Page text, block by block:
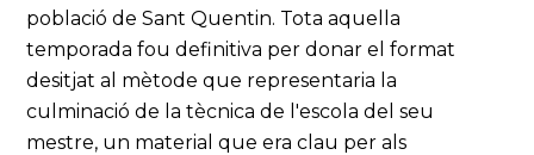
població de Sant Quentin. Tota aquella
temporada fou definitiva per donar el format
desitjat al mètode que representaria la
culminació de la tècnica de l'escola del seu
mestre, un material que era clau per als